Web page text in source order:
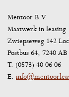
Mentoor B.V.
Maatwerk in leasing
Zwiepseweg 142
Postbus 64, 7240
T. (0573) 40 06 06
E.